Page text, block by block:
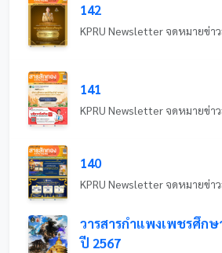
142
141
140
วารสารกำแพงเพชรศึก
ปี 2567